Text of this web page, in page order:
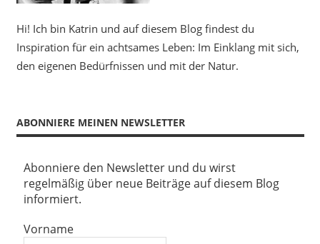
Hi! Ich bin Katrin und auf diesem Blog findest du
Inspiration für ein achtsames Leben: Im Einklang mit sich,
den eigenen Bedürfnissen und mit der Natur.
ABONNIERE MEINEN NEWSLETTER
Abonniere den Newsletter und du wirst
regelmäßig über neue Beiträge auf diesem Blog
informiert.
Vorname